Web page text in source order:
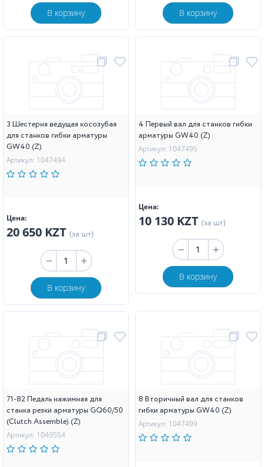
В корзину В корзину
3 Шестерня ведущая косозубая
для станков гибки арматуры
GW40 (Z)
Артикул: 1047494
Цена:
20 650 KZT (за шт)
В корзину
4 Первый вал для станков гибки
арматуры GW40 (Z)
Артикул: 1047495
Цена:
10 130 KZT (за шт)
В корзину
71-82 Педаль нажимная для
станка резки арматуры GQ60/50
(Clutch Assemble) (Z)
Артикул: 1049554
8 Вторичный вал для станков
гибки арматуры GW40 (Z)
Артикул: 1047499